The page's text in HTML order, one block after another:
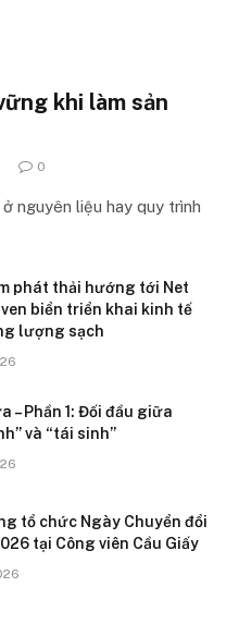
khi làm sản
0
nguyên liệu hay quy trình
phát thải hướng tới Net
biển triển khai kinh tế
lượng sạch
– Phần 1: Đối đầu giữa
và “tái sinh”
tổ chức Ngày Chuyển đổi
tại Công viên Cầu Giấy